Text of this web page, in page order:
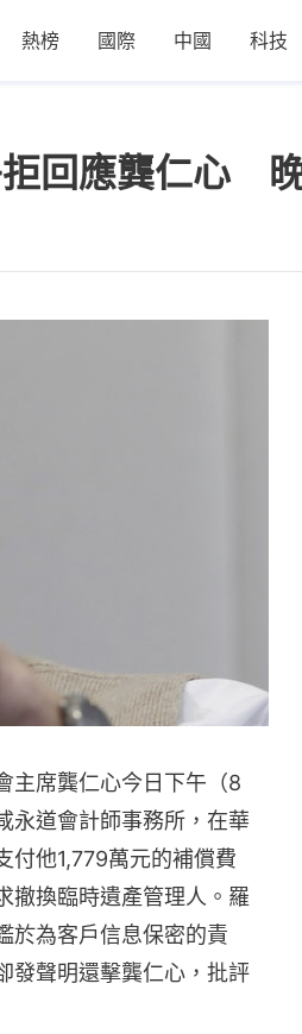
熱榜 國際 中國 科技
拒回應龔仁心
主席龔仁心今日下午（8
永道會計師事務所，在華
付他1,779萬元的補償費
撤換臨時遺產管理人。羅
於為客戶信息保密的責
發聲明還擊龔仁心，批評